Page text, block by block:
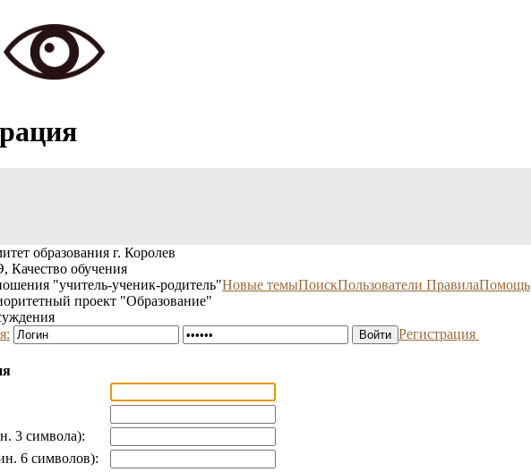
образования г. Королев
Качество обучения
"учитель-ученик-родитель"
проект "Образование"
Новые темыПоискПользователи ПравилаПомощь
Регистрация
3 символа):
6 символов):